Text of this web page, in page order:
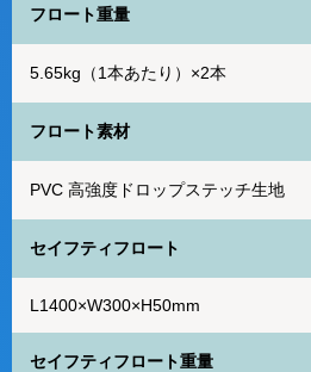
フロート重量
5.65kg（1本あたり）×2本
フロート素材
PVC 高強度ドロップステッチ生地
セイフティフロート
L1400×W300×H50mm
セイフティフロート重量